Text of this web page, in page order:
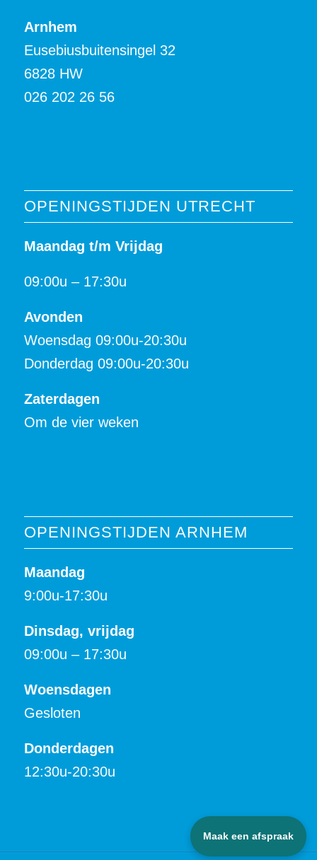
Maak een afspraak
Arnhem
Eusebiusbuitensingel 32
6828 HW
026 202 26 56
OPENINGSTIJDEN UTRECHT
Maandag t/m Vrijdag
09:00u – 17:30u
Avonden
Woensdag 09:00u-20:30u
Donderdag 09:00u-20:30u
Zaterdagen
Om de vier weken
OPENINGSTIJDEN ARNHEM
Maandag
9:00u-17:30u
Dinsdag, vrijdag
09:00u – 17:30u
Woensdagen
Gesloten
Donderdagen
12:30u-20:30u